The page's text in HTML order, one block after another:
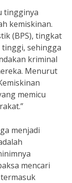
tingginya
kemiskinan.
(BPS), tingkat
sehingga
kriminal
Menurut
memicu
menjadi
mencari